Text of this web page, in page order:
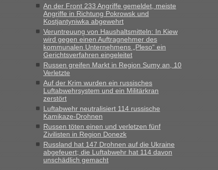
Recht, Visa und Dokumente • Deklaration
gebrauchter Kleidung beim Zoll
„Hallo Leute, ich weiß nicht, ob ich hier richtig bin mit meiner
Anfrage. Ich möchte 4 Umzugskartons mit gebrauchter
Straßen Kleidung bei der Einreise in die Ukraine
mitnehmen. Es ist gebrauchte Kleidung...“
Berichte und Reisetipps • Re: An welchem
Grenzübergang zwischen Polen und der Ukraine geht es am
schnellsten?
„Wir sind mit unserem Wohnmobil, wie geplant am Montag
15.6. in Krakovets rüber. Sehr zeitig los gegen 5 Uhr in der
Früh. Mit sehr sehr wenig Verkehr, super bis zur Grenze. Nur
8 PKW vor der Schranke....“
Berichte und Reisetipps • Re: An welchem
Grenzübergang zwischen Polen und der Ukraine geht es am
An der Front 233 Angriffe gemeldet, meiste
Angriffe in Richtung Pokrowsk und
Kostjantyniwka abgewehrt
Veruntreuung von Haushaltsmitteln: In Kiew
wird gegen einen Auftragnehmer des
kommunalen Unternehmens „Pleso“ ein
Gerichtsverfahren eingeleitet
Russen greifen Markt in Region Sumy an, 10
Verletzte
Auf der Krim wurden ein russisches
Luftabwehrsystem und ein Militärkran
zerstört
Luftabwehr neutralisiert 114 russische
Kamikaze-Drohnen
Russen töten einen und verletzen fünf
Zivilisten in Region Donezk
Russland hat 147 Drohnen auf die Ukraine
abgefeuert; die Luftabwehr hat 114 davon
unschädlich gemacht